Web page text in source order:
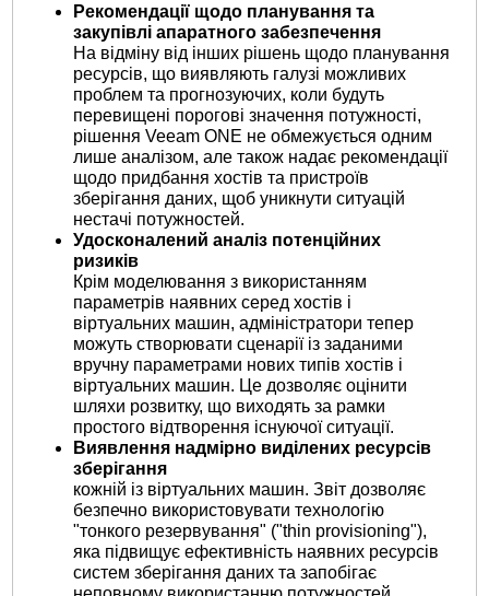
Рекомендації щодо планування та
закупівлі апаратного забезпечення
На відміну від інших рішень щодо планування
ресурсів, що виявляють галузі можливих
проблем та прогнозуючих, коли будуть
перевищені порогові значення потужності,
рішення Veeam ONE не обмежується одним
лише аналізом, але також надає рекомендації
щодо придбання хостів та пристроїв
зберігання даних, щоб уникнути ситуацій
нестачі потужностей.
Удосконалений аналіз потенційних
ризиків
Крім моделювання з використанням
параметрів наявних серед хостів і
віртуальних машин, адміністратори тепер
можуть створювати сценарії із заданими
вручну параметрами нових типів хостів і
віртуальних машин. Це дозволяє оцінити
шляхи розвитку, що виходять за рамки
простого відтворення існуючої ситуації.
Виявлення надмірно виділених ресурсів
зберігання
кожній із віртуальних машин. Звіт дозволяє
безпечно використовувати технологію
"тонкого резервування" ("thin provisioning"),
яка підвищує ефективність наявних ресурсів
систем зберігання даних та запобігає